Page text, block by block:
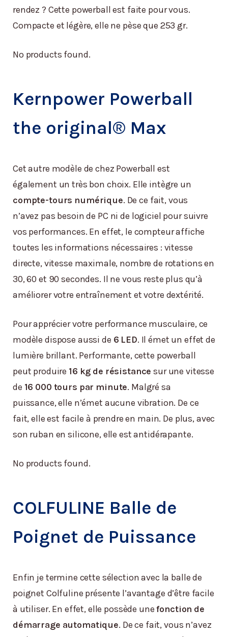
rendez ? Cette powerball est faite pour vous.
Compacte et légère, elle ne pèse que 253 gr.
No products found.
Kernpower Powerball
the original® Max
Cet autre modèle de chez Powerball est
également un très bon choix. Elle intègre un
compte-tours numérique. De ce fait, vous
n’avez pas besoin de PC ni de logiciel pour suivre
vos performances. En effet, le compteur affiche
toutes les informations nécessaires : vitesse
directe, vitesse maximale, nombre de rotations en
30, 60 et 90 secondes. Il ne vous reste plus qu’à
améliorer votre entraînement et votre dextérité.
Pour apprécier votre performance musculaire, ce
modèle dispose aussi de 6 LED. Il émet un effet de
lumière brillant. Performante, cette powerball
peut produire 16 kg de résistance sur une vitesse
de 16 000 tours par minute. Malgré sa
puissance, elle n’émet aucune vibration. De ce
fait, elle est facile à prendre en main. De plus, avec
son ruban en silicone, elle est antidérapante.
No products found.
COLFULINE Balle de
Poignet de Puissance
Enfin je termine cette sélection avec la balle de
poignet Colfuline présente l’avantage d’être facile
à utiliser. En effet, elle possède unefonction de
démarrage automatique. De ce fait, vous n’avez